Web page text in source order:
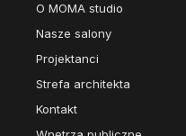
O MOMA studio
Nasze salony
Projektanci
Strefa architekta
Kontakt